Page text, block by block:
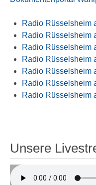
Radio Rüsselsheim
Radio Rüsselsheim
Radio Rüsselsheim
Radio Rüsselsheim
Radio Rüsselsheim
Radio Rüsselsheim
Radio Rüsselsheim
Unsere